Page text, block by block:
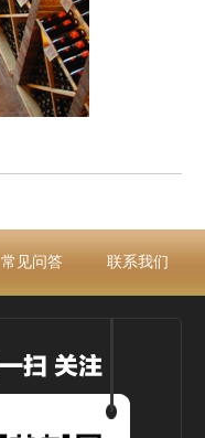
常见问答 联系我们